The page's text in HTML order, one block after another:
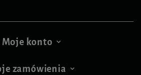
Moje konto
zamówienia